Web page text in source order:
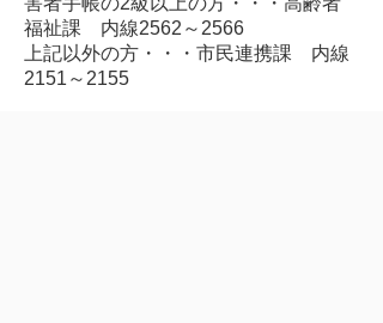
福祉課 内線2562～2566
上記以外の方・・・市民連携課 内線
2151～2155